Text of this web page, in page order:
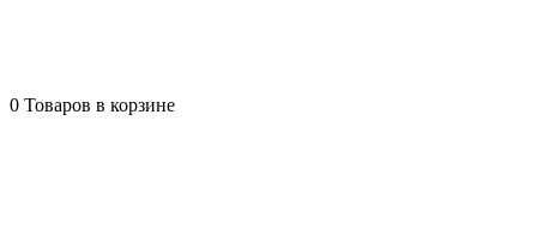
0 Товаров в корзине